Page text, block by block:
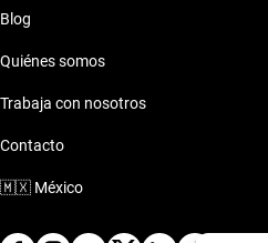
Blog
Quiénes somos
Trabaja con nosotros
Contacto
🇲🇽 México